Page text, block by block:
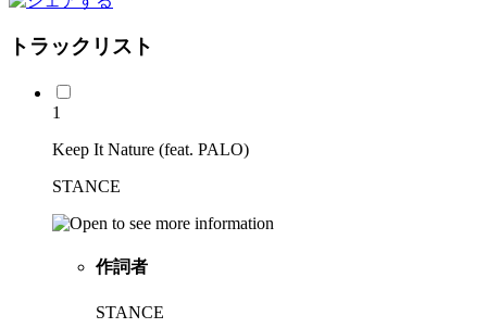
トラックリスト
1
Keep It Nature (feat. PALO)
STANCE
作詞者
STANCE